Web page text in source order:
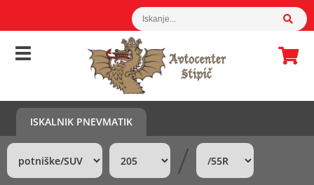
ISKALNIK PNEVMATIK
/